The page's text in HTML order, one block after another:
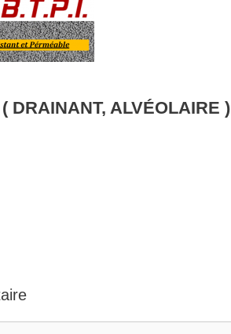
DRAINANT, ALVÉOLAIRE )